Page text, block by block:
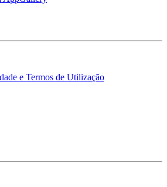
e Termos de Utilização